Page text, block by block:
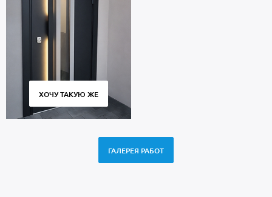
ХОЧУ ТАКУЮ ЖЕ
ГАЛЕРЕЯ РАБОТ